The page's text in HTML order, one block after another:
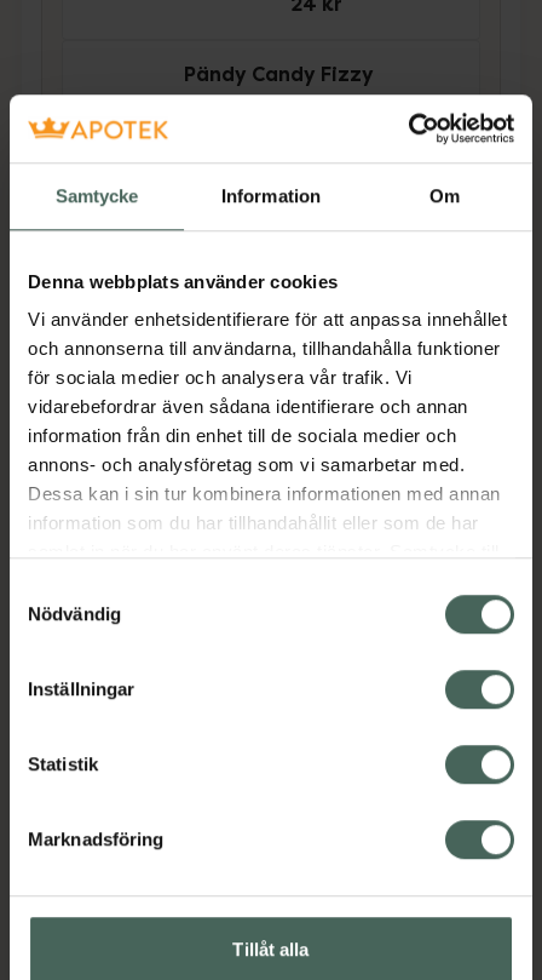
Samtycke Information Om
Denna webbplats använder cookies
Vi använder enhetsidentifierare för att anpassa innehållet
och annonserna till användarna, tillhandahålla funktioner
för sociala medier och analysera vår trafik. Vi
vidarebefordrar även sådana identifierare och annan
information från din enhet till de sociala medier och
annons- och analysföretag som vi samarbetar med.
Dessa kan i sin tur kombinera informationen med annan
information som du har tillhandahållit eller som de har
återkalla ditt samtycke via webbplatsens
cookieinställningar. Ett återkallat samtycke påverkar inte
lagligheten av behandling som skett innan återkallelsen.
Nödvändig
Inställningar
Statistik
Marknadsföring
Tillåt alla
Pändy Candy Fizzy
Bottles
Livsmedel
Pris online
Köp båda
Beskrivning Dölj
Produkten innehåller sötningsmedel
SKUMGODISAR MED FRÄSCH SMAK AV
Jämförpris
Choklad och godis
Visa